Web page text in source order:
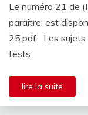
Le numéro 21 de
paraitre, est
25.pdf Les sujets
tests
lire la suite